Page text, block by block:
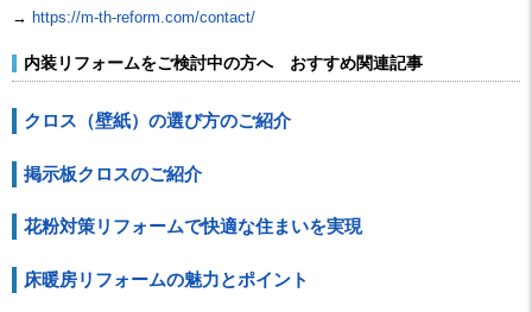
→ https://m-th-reform.com/contact/
内装リフォームをご検討中の方へ おすすめ関連記事
クロス（壁紙）の選び方のご紹介
掲示板クロスのご紹介
花粉対策リフォームで快適な住まいを実現
床暖房リフォームの魅力とポイント